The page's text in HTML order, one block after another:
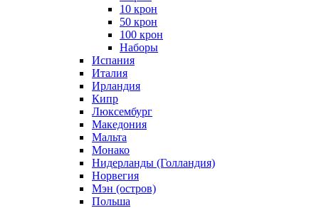
10 крон
50 крон
100 крон
Наборы
Испания
Италия
Ирландия
Кипр
Люксембург
Македония
Мальта
Монако
Нидерланды (Голландия)
Норвегия
Мэн (остров)
Польша